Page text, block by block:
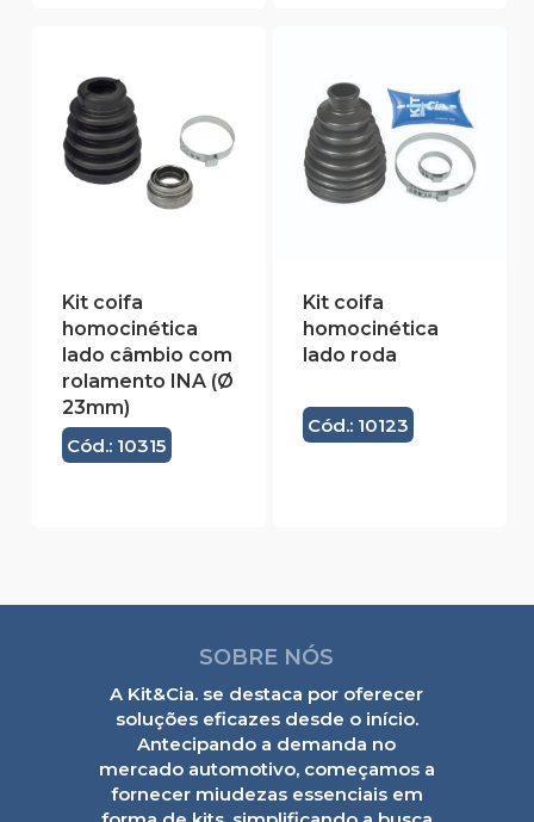
Kit coifa
homocinética
lado câmbio com
rolamento INA (Ø
23mm)
Cód.: 10315
Kit coifa
homocinética
lado roda
Cód.: 10123
SOBRE NÓS
A Kit&Cia. se destaca por oferecer
soluções eficazes desde o início.
Antecipando a demanda no
mercado automotivo, começamos a
fornecer miudezas essenciais em